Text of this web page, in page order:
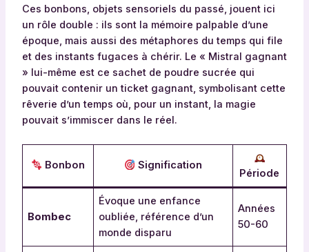
Ces bonbons, objets sensoriels du passé, jouent ici
un rôle double : ils sont la mémoire palpable d’une
époque, mais aussi des métaphores du temps qui file
et des instants fugaces à chérir. Le « Mistral gagnant
» lui-même est ce sachet de poudre sucrée qui
pouvait contenir un ticket gagnant, symbolisant cette
rêverie d’un temps où, pour un instant, la magie
pouvait s’immiscer dans le réel.
Bonbon Signification
Période
Bombec
Évoque une enfance
oubliée, référence d’un
monde disparu
Années
50-60